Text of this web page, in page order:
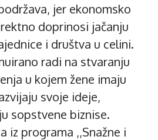
jer ekonomsko
doprinosi jačanju
i društva u celini.
radi na stvaranju
u kojem žene imaju
svoje ideje,
sopstvene biznise.
iz programa ,,Snažne i